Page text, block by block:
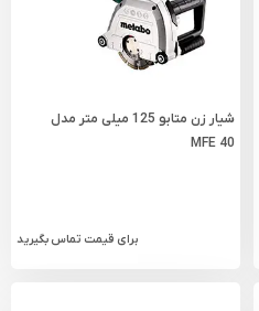
شیار زن متابو 125 میلی متر مدل
MFE 40
برای قیمت تماس بگیرید